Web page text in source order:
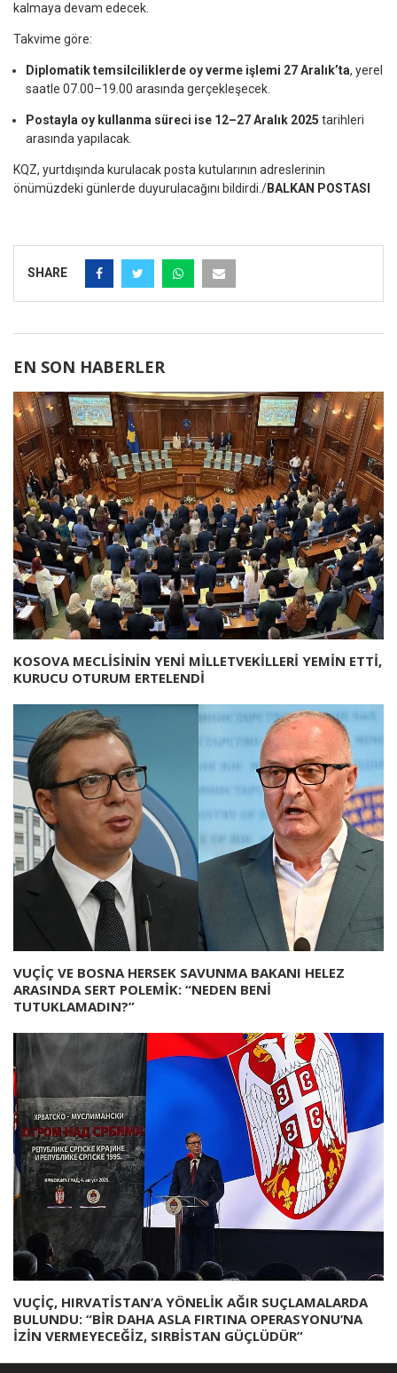
kalmaya devam edecek.
Takvime göre:
Diplomatik temsilciliklerde oy verme işlemi 27 Aralık’ta, yerel
saatle 07.00–19.00 arasında gerçekleşecek.
Postayla oy kullanma süreci ise 12–27 Aralık 2025 tarihleri
arasında yapılacak.
KQZ, yurtdışında kurulacak posta kutularının adreslerinin
önümüzdeki günlerde duyurulacağını bildirdi./BALKAN POSTASI
SHARE
EN SON HABERLER
KOSOVA MECLİSİNİN YENİ MİLLETVEKİLLERİ YEMİN ETTİ,
KURUCU OTURUM ERTELENDİ
VUÇİÇ VE BOSNA HERSEK SAVUNMA BAKANI HELEZ
ARASINDA SERT POLEMİK: “NEDEN BENİ
TUTUKLAMADIN?”
VUÇİÇ, HIRVATİSTAN’A YÖNELİK AĞIR SUÇLAMALARDA
BULUNDU: “BİR DAHA ASLA FIRTINA OPERASYONU’NA
İZİN VERMEYECEĞİZ, SIRBİSTAN GÜÇLÜDÜR”